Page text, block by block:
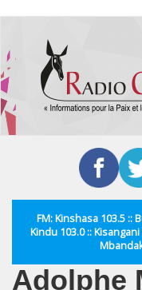
contenu
principal
FM: Kinshasa 103.5 ::
Kindu 103.0 ::
Adolphe